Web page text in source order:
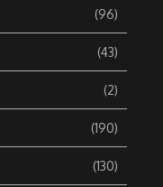
(96)
(43)
(2)
(190)
(130)